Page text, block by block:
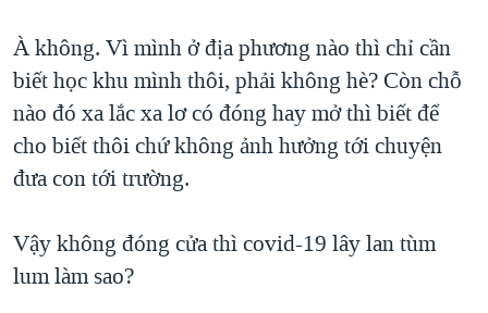
À không. Vì mình ở địa phương nào thì chỉ cần
biết học khu mình thôi, phải không hè? Còn chỗ
nào đó xa lắc xa lơ có đóng hay mở thì biết để
cho biết thôi chứ không ảnh hưởng tới chuyện
đưa con tới trường.
Vậy không đóng cửa thì covid-19 lây lan tùm
lum làm sao?